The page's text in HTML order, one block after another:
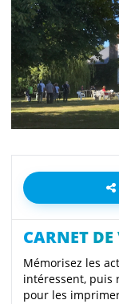
CARNET
Mémorisez les
intéressent, puis
pour les